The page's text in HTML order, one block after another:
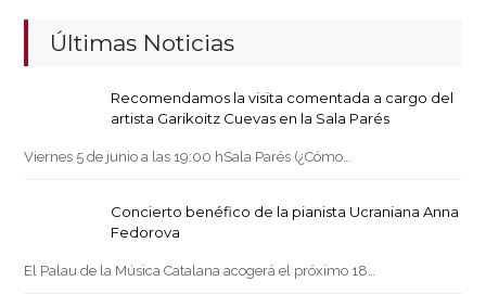
Últimas Noticias
Recomendamos la visita comentada a cargo del
artista Garikoitz Cuevas en la Sala Parés
Viernes 5 de junio a las 19:00 hSala Parés (¿Cómo…
Concierto benéfico de la pianista Ucraniana Anna
Fedorova
El Palau de la Música Catalana acogerá el próximo 18…